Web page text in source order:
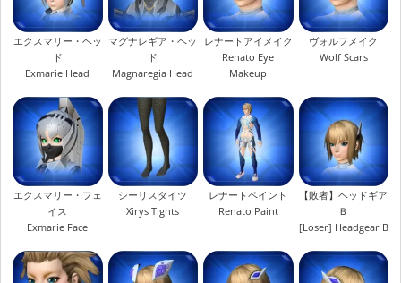
エクスマリー・ヘッ
ド
Exmarie Head
マグナレギア・ヘッ
ド
Magnaregia Head
レナートアイメイク
Renato Eye
Makeup
ヴォルフメイク
Wolf Scars
エクスマリー・フェ
イス
Exmarie Face
シーリスタイツ
Xirys Tights
レナートペイント
Renato Paint
【敗者】ヘッドギア
Ｂ
[Loser] Headgear B